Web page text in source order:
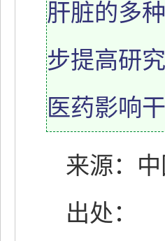
肝脏的多
步提高研
医药影响
来源：中
出处：